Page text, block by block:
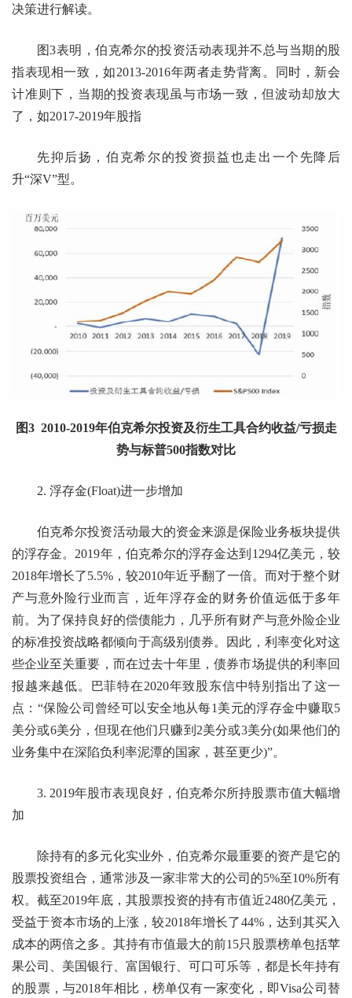
决策进行解读。
图3表明，伯克希尔的投资活动表现并不总与当期的股
指表现相一致，如2013-2016年两者走势背离。同时，新会
计准则下，当期的投资表现虽与市场一致，但波动却放大
了，如2017-2019年股指
先抑后扬，伯克希尔的投资损益也走出一个先降后
升“深V”型。
图3 2010-2019年伯克希尔投资及衍生工具合约收益/亏损走
势与标普500指数对比
2. 浮存金(Float)进一步增加
伯克希尔投资活动最大的资金来源是保险业务板块提供
的浮存金。2019年，伯克希尔的浮存金达到1294亿美元，较
2018年增长了5.5%，较2010年近乎翻了一倍。而对于整个财
产与意外险行业而言，近年浮存金的财务价值远低于多年
前。为了保持良好的偿债能力，几乎所有财产与意外险企业
的标准投资战略都倾向于高级别债券。因此，利率变化对这
些企业至关重要，而在过去十年里，债券市场提供的利率回
报越来越低。巴菲特在2020年致股东信中特别指出了这一
点：“保险公司曾经可以安全地从每1美元的浮存金中赚取5
美分或6美分，但现在他们只赚到2美分或3美分(如果他们的
业务集中在深陷负利率泥潭的国家，甚至更少)”。
3. 2019年股市表现良好，伯克希尔所持股票市值大幅增
加
除持有的多元化实业外，伯克希尔最重要的资产是它的
股票投资组合，通常涉及一家非常大的公司的5%至10%所有
权。截至2019年底，其股票投资的持有市值近2480亿美元，
受益于资本市场的上涨，较2018年增长了44%，达到其买入
成本的两倍之多。其持有市值最大的前15只股票榜单包括苹
果公司、美国银行、富国银行、可口可乐等，都是长年持有
的股票，与2018年相比，榜单仅有一家变化，即Visa公司替